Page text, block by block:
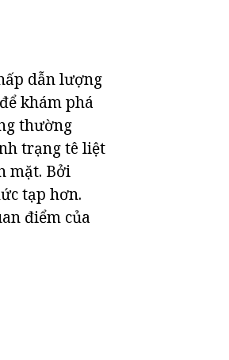
dẫn lượng
khám phá
thường
trạng tê liệt
mặt. Bởi
tạp hơn.
điểm của